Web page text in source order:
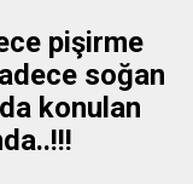
pişirme
soğan
konulan